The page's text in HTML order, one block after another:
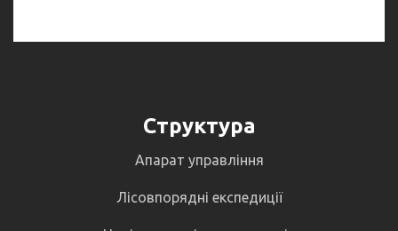
Структура
Апарат управління
Лісовпорядні експедиції